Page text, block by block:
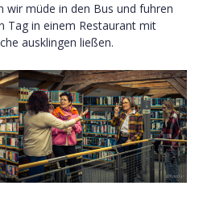
wir müde in den Bus und fuhren
Tag in einem Restaurant mit
ausklingen ließen.